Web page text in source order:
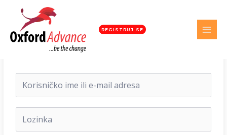
REGISTRUJ SE
Dobrodošli nazad!